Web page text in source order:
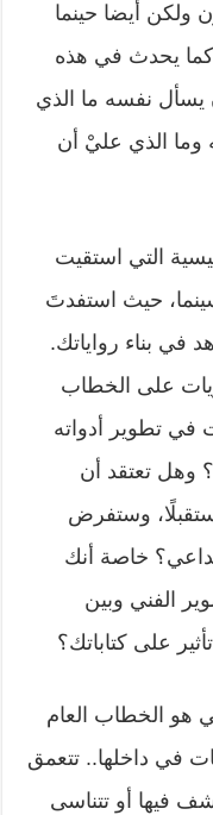
ولكن أيضا حينما
كما يحدث في هذه
يسأل نفسه ما الذي
وما الذي عليْ أن
التي استقيت
حيث استفدتَ
في بناء رواياتك.
على الخطاب
تطوير أدواته
وهل تعتقد أن
وستفرض
خاصة أنك
الفني وبين
على كتاباتك؟
هو الخطاب العام
في داخلها.. تتعمق
فيها أو تتناسى